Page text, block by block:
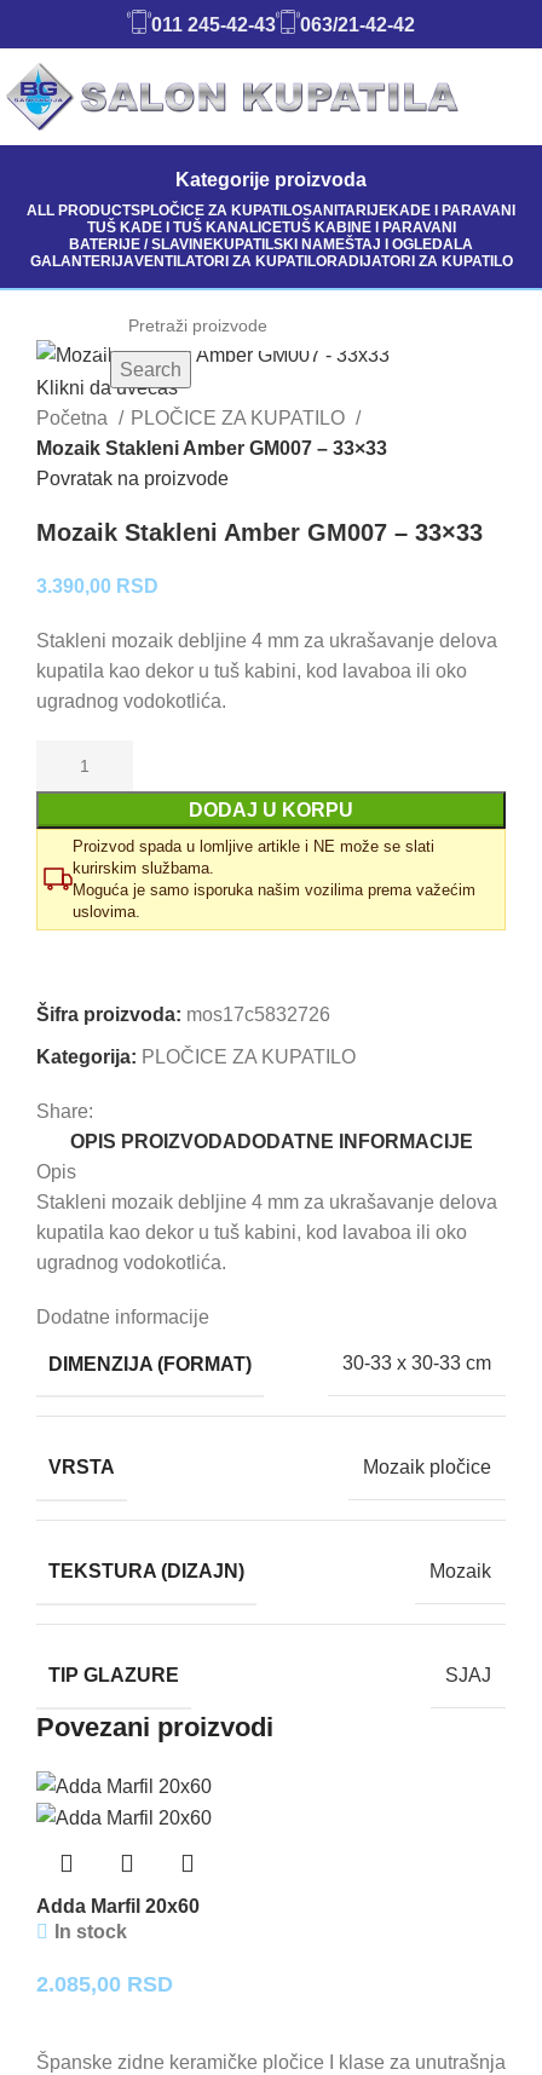
011 245-42-43 063/21-42-42
Kategorije proizvoda
ALL PRODUCTSPLOČICE ZA KUPATILOSANITARIJEKADE I PARAVANI
TUŠ KADE I TUŠ KANALICETUŠ KABINE I PARAVANI
BATERIJE / SLAVINEKUPATILSKI NAMEŠTAJ I OGLEDALA
GALANTERIJAVENTILATORI ZA KUPATILORADIJATORI ZA KUPATILO
Search
Klikni da uvećaš
Početna
PLOČICE ZA KUPATILO
Mozaik Stakleni Amber GM007 – 33×33
Povratak na proizvode
Mozaik Stakleni Amber GM007 – 33×33
3.390,00 RSD
Stakleni mozaik debljine 4 mm za ukrašavanje delova
kupatila kao dekor u tuš kabini, kod lavaboa ili oko
ugradnog vodokotlića.
DODAJ U KORPU
Proizvod spada u lomljive artikle i NE može se slati
kurirskim službama.
Moguća je samo isporuka našim vozilima prema važećim
uslovima.
Šifra proizvoda: mos17c5832726
Kategorija: PLOČICE ZA KUPATILO
Share:
OPIS PROIZVODA DODATNE INFORMACIJE
Opis
Stakleni mozaik debljine 4 mm za ukrašavanje delova
kupatila kao dekor u tuš kabini, kod lavaboa ili oko
ugradnog vodokotlića.
Dodatne informacije
DIMENZIJA (FORMAT) 30-33 x 30-33 cm
VRSTA Mozaik pločice
TEKSTURA (DIZAJN) Mozaik
TIP GLAZURE SJAJ
Povezani proizvodi
Adda Marfil 20x60
In stock
2.085,00 RSD
Španske zidne keramičke pločice I klase za unutrašnja